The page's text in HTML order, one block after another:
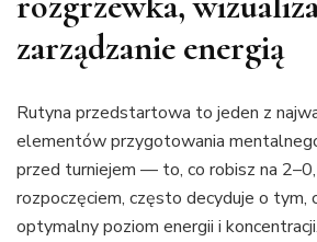
zarządzanie energią
Rutyna przedstartowa to jeden z
elementów przygotowania
przed turniejem — to, co robisz na
rozpoczęciem, często decyduje o tym,
optymalny poziom energii i